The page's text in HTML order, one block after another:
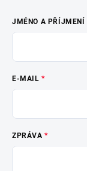
JMÉNO A PŘÍJMENÍ
E-MAIL
ZPRÁVA